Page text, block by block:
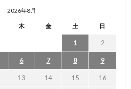
2026年8月
木 金 土 日
1 2
6 7 8 9
13 14 15 16